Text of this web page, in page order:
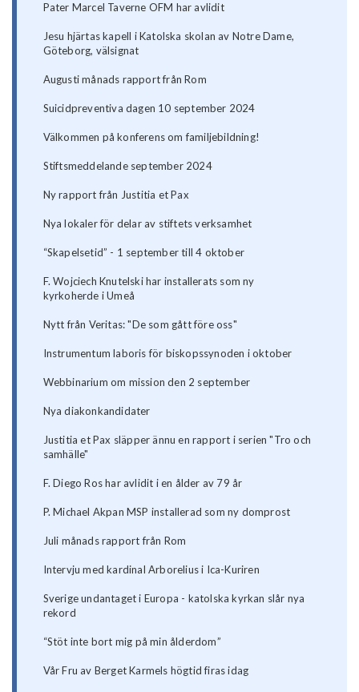
Pater Marcel Taverne OFM har avlidit
Jesu hjärtas kapell i Katolska skolan av Notre Dame,
Göteborg, välsignat
Augusti månads rapport från Rom
Suicidpreventiva dagen 10 september 2024
Välkommen på konferens om familjebildning!
Stiftsmeddelande september 2024
Ny rapport från Justitia et Pax
Nya lokaler för delar av stiftets verksamhet
“Skapelsetid” - 1 september till 4 oktober
F. Wojciech Knutelski har installerats som ny
kyrkoherde i Umeå
Nytt från Veritas: "De som gått före oss"
Instrumentum laboris för biskopssynoden i oktober
Webbinarium om mission den 2 september
Nya diakonkandidater
Justitia et Pax släpper ännu en rapport i serien "Tro och
samhälle"
F. Diego Ros har avlidit i en ålder av 79 år
P. Michael Akpan MSP installerad som ny domprost
Juli månads rapport från Rom
Intervju med kardinal Arborelius i Ica-Kuriren
Sverige undantaget i Europa - katolska kyrkan slår nya
rekord
“Stöt inte bort mig på min ålderdom”
Vår Fru av Berget Karmels högtid firas idag